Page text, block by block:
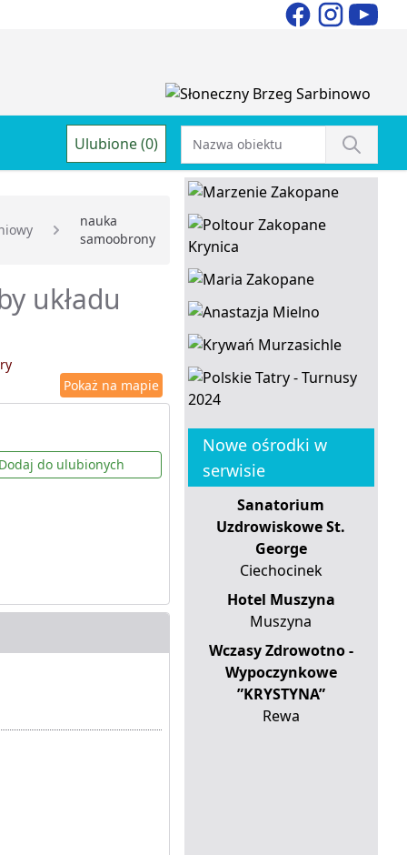
Ulubione (0)
nauka
samoobrony
układu
Pokaż na mapie
Dodaj do ulubionych
Nowe ośrodki w
serwisie
Sanatorium
Uzdrowiskowe St.
George
Ciechocinek
Hotel Muszyna
Muszyna
Wczasy Zdrowotno -
Wypoczynkowe
”KRYSTYNA”
Rewa